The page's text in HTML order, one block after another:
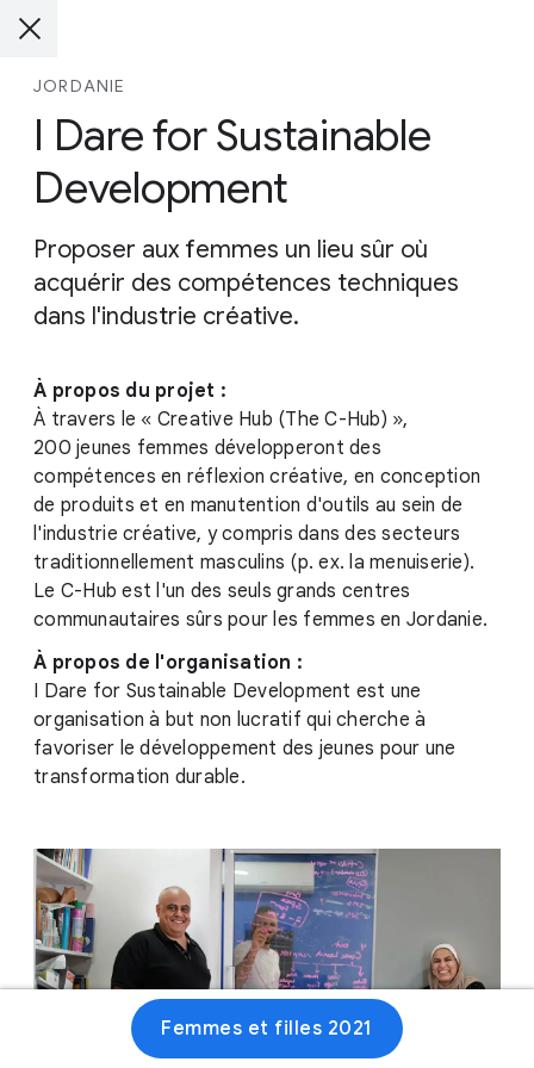
JORDANIE
I Dare for Sustainable
Development
Proposer aux femmes un lieu sûr où
acquérir des compétences techniques
dans l'industrie créative.
À propos du projet :
À travers le « Creative Hub (The C-Hub) »,
200 jeunes femmes développeront des
compétences en réflexion créative, en conception
de produits et en manutention d'outils au sein de
l'industrie créative, y compris dans des secteurs
traditionnellement masculins (p. ex. la menuiserie).
Le C-Hub est l'un des seuls grands centres
communautaires sûrs pour les femmes en Jordanie.
À propos de l'organisation :
I Dare for Sustainable Development est une
organisation à but non lucratif qui cherche à
favoriser le développement des jeunes pour une
transformation durable.
Femmes et filles 2021